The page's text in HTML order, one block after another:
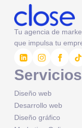
Tu agencia de
que impulsa tu
Servicios
Diseño web
Desarrollo web
Diseño gráfico